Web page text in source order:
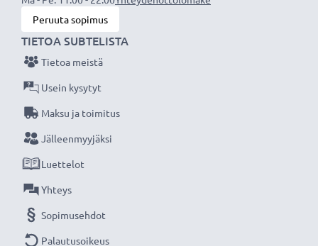
Peruuta sopimus
TIETOA SUBTELISTA
Tietoa meistä
Usein kysytyt
Maksu ja toimitus
Jälleenmyyjäksi
Luettelot
Yhteys
Sopimusehdot
Palautusoikeus